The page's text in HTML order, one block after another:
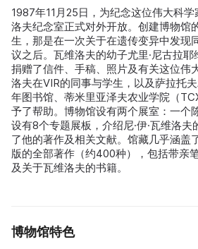
1987年11月25日，为纪念这位伟大科
洛夫纪念室正式对外开放。创建博物馆
生，那是在一次关于在遗传变异中发现
议之后。瓦维洛夫的幼子尤里·尼古拉耶
捐赠了信件、手稿、照片及有关这位伟
洛夫在VIR的同事与学生，以及萨拉托
年图书馆、蒂米里亚泽夫农业学院（
予了帮助。博物馆设有两个展室：一个
设有8个专题展板，介绍尼·伊·瓦维洛夫
了他的著作及相关文献。馆藏几乎涵盖
版的全部著作（约400种），包括带亲
及关于瓦维洛夫的书籍。
博物馆特色